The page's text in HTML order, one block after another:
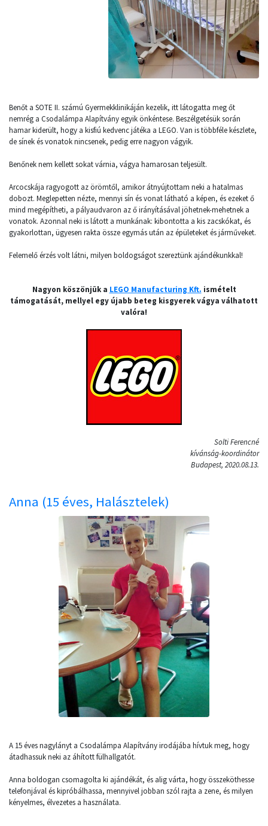
Benőt a SOTE II. számú Gyermekklinikáján kezelik, itt látogatta meg őt
nemrég a Csodalámpa Alapítvány egyik önkéntese. Beszélgetésük során
hamar kiderült, hogy a kisfiú kedvenc játéka a LEGO. Van is többféle készlete,
de sínek és vonatok nincsenek, pedig erre nagyon vágyik.
Benőnek nem kellett sokat várnia, vágya hamarosan teljesült.
Arcocskája ragyogott az örömtől, amikor átnyújtottam neki a hatalmas
dobozt. Meglepetten nézte, mennyi sín és vonat látható a képen, és ezeket ő
mind megépítheti, a pályaudvaron az ő irányításával jöhetnek-mehetnek a
vonatok. Azonnal neki is látott a munkának: kibontotta a kis zacskókat, és
gyakorlottan, ügyesen rakta össze egymás után az épületeket és járműveket.
Felemelő érzés volt látni, milyen boldogságot szereztünk ajándékunkkal!
Nagyon köszönjük a LEGO Manufacturing Kft. ismételt
támogatását, mellyel egy újabb beteg kisgyerek vágya válhatott
valóra!
Solti Ferencné
kívánság-koordinátor
Budapest, 2020.08.13.
Anna (15 éves, Halásztelek)
A 15 éves nagylányt a Csodalámpa Alapítvány irodájába hívtuk meg, hogy
átadhassuk neki az áhított fülhallgatót.
Anna boldogan csomagolta ki ajándékát, és alig várta, hogy összeköthesse
telefonjával és kipróbálhassa, mennyivel jobban szól rajta a zene, és milyen
kényelmes, élvezetes a használata.